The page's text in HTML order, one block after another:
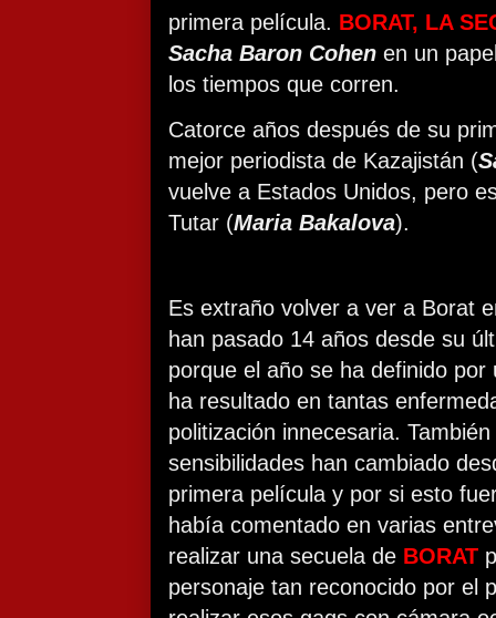
primera película. BORAT, LA
Sacha Baron Cohen en un
los tiempos que corren.
Catorce años después de su
mejor periodista de Kazajistán (
vuelve a Estados Unidos, pero
Tutar (Maria Bakalova).
Es extraño volver a ver a Borat
han pasado 14 años desde su
porque el año se ha definido por
ha resultado en tantas
politización innecesaria.
sensibilidades han cambiado
primera película y por si esto
había comentado en varias
realizar una secuela de BORAT
personaje tan reconocido por el